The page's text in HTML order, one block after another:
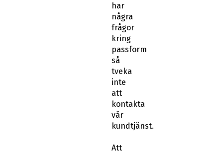
har
några
frågor
kring
passform
så
tveka
inte
att
kontakta
vår
kundtjänst.
Att